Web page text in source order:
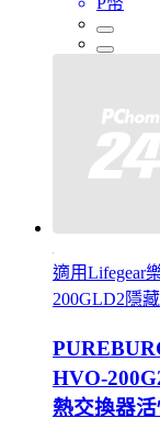
適用Lifegear
200GLD2隱
HVO-
熱交換器